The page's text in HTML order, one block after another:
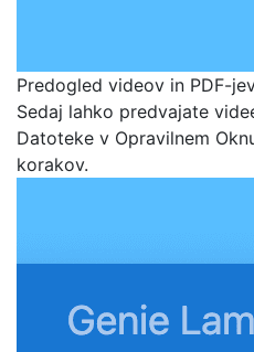
Predogled videov in PDF-
Sedaj lahko predvajate
Datoteke v Opravilnem
korakov.